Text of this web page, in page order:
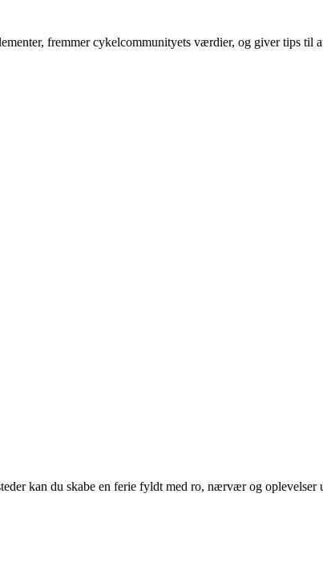
fremmer cykelcommunityets værdier, og giver tips til
kan du skabe en ferie fyldt med ro, nærvær og oplevelser